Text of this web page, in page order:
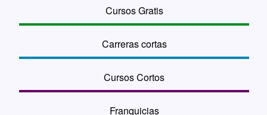
Cursos Gratis
Carreras cortas
Cursos Cortos
Franquicias